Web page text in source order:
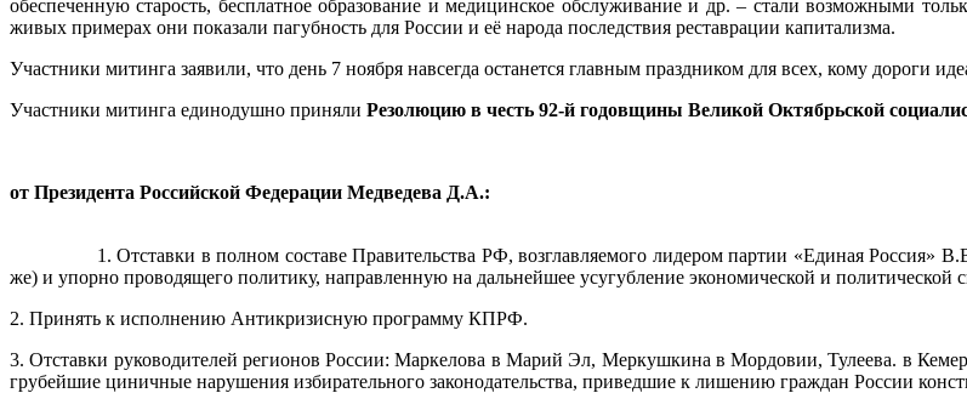
обеспеченную старость, бесплатное образование и медицинское обслуживание и др. – стали возможными
живых примерах они показали пагубность для России и её народа последствия реставрации капитализма.
Участники митинга заявили, что день 7 ноября навсегда останется главным праздником для всех, кому дороги
Участники митинга единодушно приняли Резолюцию в честь 92-й годовщины Великой Октябрьской
от Президента Российской Федерации Медведева Д.А.:
1. Отставки в полном составе Правительства РФ, возглавляемого лидером партии «Единая Россия»
же) и упорно проводящего политику, направленную на дальнейшее усугубление экономической и политической
2. Принять к исполнению Антикризисную программу КПРФ.
3. Отставки руководителей регионов России: Маркелова в Марий Эл, Меркушкина в Мордовии, Тулеева. в
грубейшие циничные нарушения избирательного законодательства, приведшие к лишению граждан России